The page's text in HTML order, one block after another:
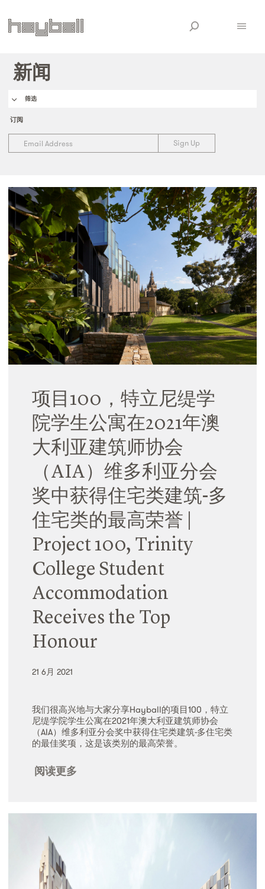
新闻
筛选
订阅
项目100，特立尼缇学
院学生公寓在2021年澳
大利亚建筑师协会
（AIA）维多利亚分会
奖中获得住宅类建筑-多
住宅类的最高荣誉 |
Project 100, Trinity
College Student
Accommodation
Receives the Top
Honour
21 6月 2021
我们很高兴地与大家分享Hayball的项目100，特立
尼缇学院学生公寓在2021年澳大利亚建筑师协会
（AIA）维多利亚分会奖中获得住宅类建筑-多住宅类
的最佳奖项，这是该类别的最高荣誉。
阅读更多